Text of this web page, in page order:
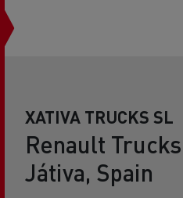
XATIVA TRUCKS SL
Renault
Játiva, Spain